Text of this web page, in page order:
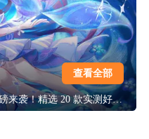
查看全部
2026 最新高福利 BT 手游合集重磅来袭！精选 20 款实测好玩的爆款佳作，覆盖仙侠、传奇、卡牌、魔幻等热门题材，福利直接拉满！上线即送满 VIP、万元真充与海量资源，0.1 折充值 + 挂机刷充黑科技，高爆率掉神装，零氪也能轻松霸服，多样玩法不重样，解锁极致手游爽玩体验！